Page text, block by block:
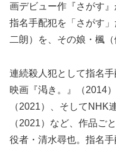
画デビュー作『さがす
指名手配犯を「さがす
二朗）を、その娘・楓
連続殺人犯として指名
映画『渇き。』（2014
（2021）、そしてNHK
（2021）など、作品ご
役者・清水尋也。指名